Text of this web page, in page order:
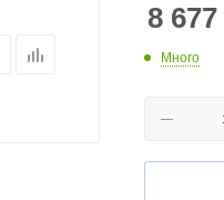
8 677
Много